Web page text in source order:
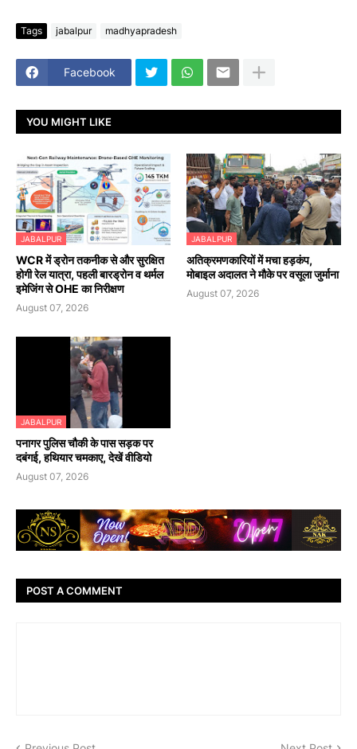
Tags jabalpur madhyapradesh
Facebook
YOU MIGHT LIKE
JABALPUR
WCR में ड्रोन तकनीक से और सुरक्षित
होगी रेल यात्रा, पहली बारड्रोन व थर्मल
इमेजिंग से OHE का निरीक्षण
August 07, 2026
JABALPUR
अतिक्रमणकारियों में मचा हड़कंप,
मोबाइल अदालत ने मौके पर वसूला जुर्माना
August 07, 2026
JABALPUR
पनागर पुलिस चौकी के पास सड़क पर
दबंगई, हथियार चमकाए, देखें वीडियो
August 07, 2026
POST A COMMENT